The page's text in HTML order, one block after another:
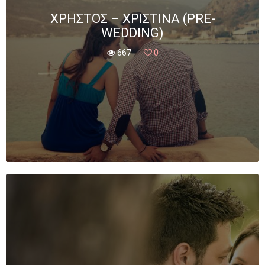
ΧΡΉΣΤΟΣ – ΧΡΙΣΤΊΝΑ (PRE-
WEDDING)
667 0